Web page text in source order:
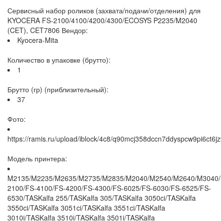
Сервисный набор роликов (захвата/подачи/отделения) для
KYOCERA FS-2100/4100/4200/4300/ECOSYS P2235/M2040
(CET), CET7806 Вендор:
Kyocera-Mita
Количество в упаковке (брутто):
1
Брутто (гр) (приблизительный):
37
Фото:
https://ramis.ru/upload/iblock/4c8/
Модель принтера:
M2135/M2235/M2635/M2735/M2835/M2040/M2540/M2640/
2100/FS-4100/FS-4200/FS-4300/FS-6025/FS-6030/FS-6525/FS-
6530/TASKalfa 255/TASKalfa 305/TASKalfa 3050ci/TASKalfa
3550ci/TASKalfa 3051ci/TASKalfa 3551ci/TASKalfa
3010i/TASKalfa 3510i/TASKalfa 3501i/TASKalfa